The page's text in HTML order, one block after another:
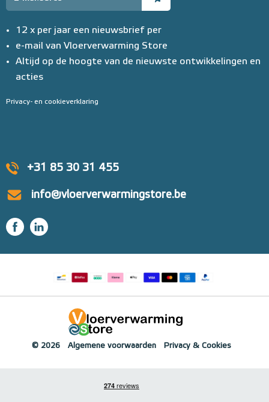
+31 85 30 31 455
info@vloerverwarmingstore.be
12 x per jaar een nieuwsbrief per
e-mail van Vloerverwarming Store
Altijd op de hoogte van de nieuwste ontwikkelingen en
acties
Privacy- en cookieverklaring
© 2026 Algemene voorwaarden Privacy & Cookies